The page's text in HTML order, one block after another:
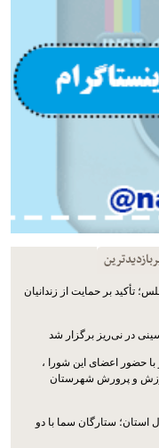
تأکید بر حمایت از زندانیان
در نی‌ریز برگزار شد
حضور اعضای این شورا ،
آموزش و پرورش شهرستان
استان؛ ستارگان سما با دو